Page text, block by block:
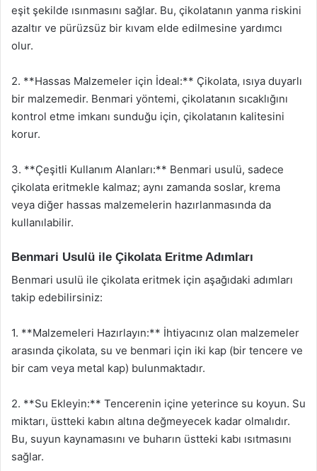
eşit şekilde ısınmasını sağlar. Bu, çikolatanın yanma riskini
azaltır ve pürüzsüz bir kıvam elde edilmesine yardımcı
olur.
2. **Hassas Malzemeler için İdeal:** Çikolata, ısıya duyarlı
bir malzemedir. Benmari yöntemi, çikolatanın sıcaklığını
kontrol etme imkanı sunduğu için, çikolatanın kalitesini
korur.
3. **Çeşitli Kullanım Alanları:** Benmari usulü, sadece
çikolata eritmekle kalmaz; aynı zamanda soslar, krema
veya diğer hassas malzemelerin hazırlanmasında da
kullanılabilir.
Benmari Usulü ile Çikolata Eritme Adımları
Benmari usulü ile çikolata eritmek için aşağıdaki adımları
takip edebilirsiniz:
1. **Malzemeleri Hazırlayın:** İhtiyacınız olan malzemeler
arasında çikolata, su ve benmari için iki kap (bir tencere ve
bir cam veya metal kap) bulunmaktadır.
2. **Su Ekleyin:** Tencerenin içine yeterince su koyun. Su
miktarı, üstteki kabın altına değmeyecek kadar olmalıdır.
Bu, suyun kaynamasını ve buharın üstteki kabı ısıtmasını
sağlar.